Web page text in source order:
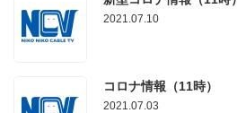
2021.07.10
コロナ情報（11時）
2021.07.03